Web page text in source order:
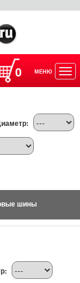
0 МЕНЮ
шины